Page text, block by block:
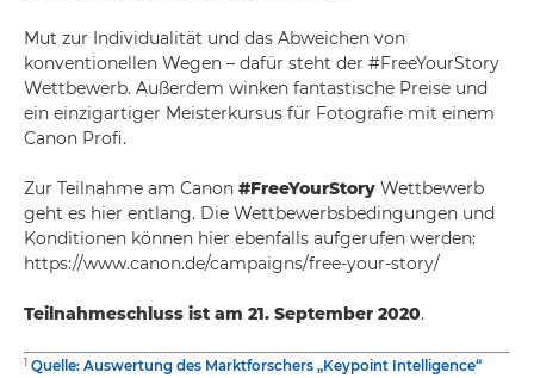
Mut zur Individualität und das Abweichen von
konventionellen Wegen – dafür steht der #FreeYourStory
Wettbewerb. Außerdem winken fantastische Preise und
ein einzigartiger Meisterkursus für Fotografie mit einem
Canon Profi.
Zur Teilnahme am Canon #FreeYourStory Wettbewerb
geht es hier entlang. Die Wettbewerbsbedingungen und
Konditionen können hier ebenfalls aufgerufen werden:
https://www.canon.de/campaigns/free-your-story/
Teilnahmeschluss ist am 21. September 2020.
1 Quelle: Auswertung des Marktforschers „Keypoint Intelligence“